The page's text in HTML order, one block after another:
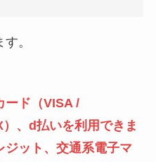
。
ード（VISA /
、d払いを利用できま
ット、交通系電子マ